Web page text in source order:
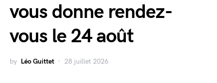
vous donne rendez-
vous le 24 août
by Léo Guittet 28 juillet 2026